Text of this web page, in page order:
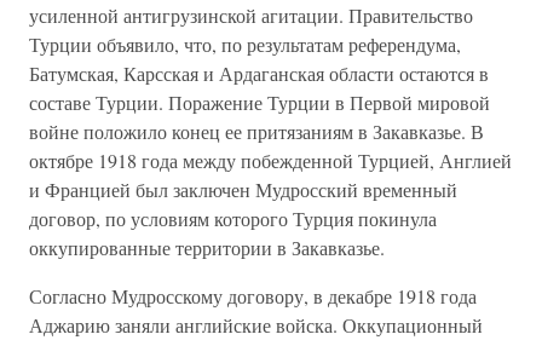
усиленной антигрузинской агитации. Правительство
Турции объявило, что, по результатам референдума,
Батумская, Карсская и Ардаганская области остаются в
составе Турции. Поражение Турции в Первой мировой
войне положило конец ее притязаниям в Закавказье. В
октябре 1918 года между побежденной Турцией, Англией
и Францией был заключен Мудросский временный
договор, по условиям которого Турция покинула
оккупированные территории в Закавказье.
Согласно Мудросскому договору, в декабре 1918 года
Аджарию заняли английские войска. Оккупационный